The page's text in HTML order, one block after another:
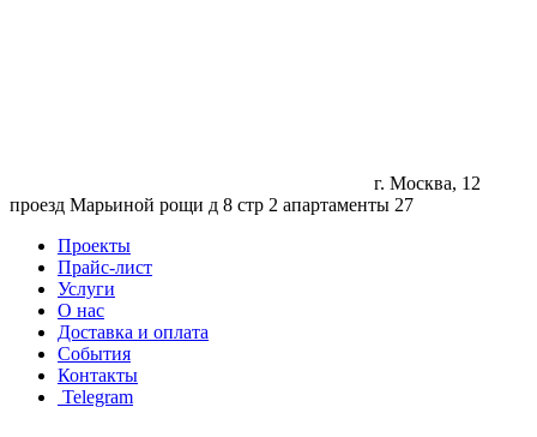
г. Москва, 12
проезд Марьиной рощи д 8 стр 2 апартаменты 27
Проекты
Прайс-лист
Услуги
О нас
Доставка и оплата
События
Контакты
Telegram